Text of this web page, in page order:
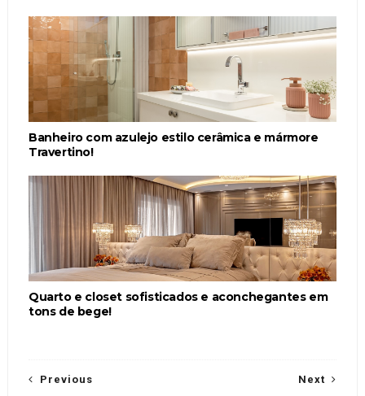
Banheiro com azulejo estilo cerâmica e mármore
Travertino!
Quarto e closet sofisticados e aconchegantes em
tons de bege!
Next
Previous